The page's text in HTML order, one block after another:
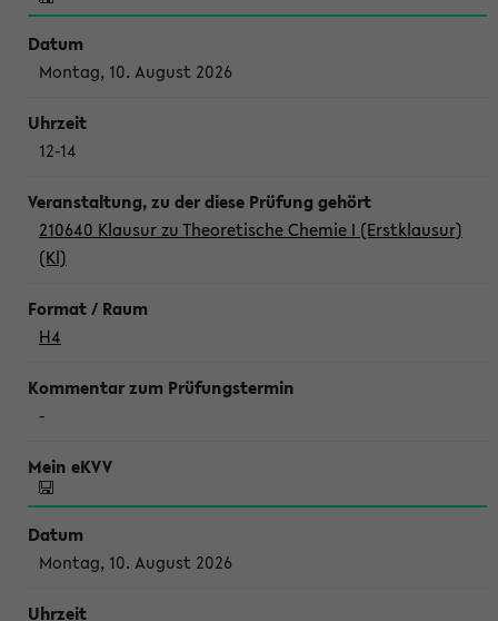
Montag, 10. August 2026
12-14
210640 Klausur zu Theoretische Chemie I (Erstklausur)
(Kl)
H4
-
Montag, 10. August 2026